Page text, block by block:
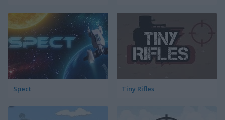
Spect Tiny Rifles